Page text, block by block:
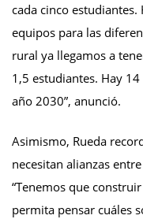
cada cinco
equipos para las
rural ya llegamos a
1,5 estudiantes. Hay
año 2030”, anunció.
Asimismo, Rueda
necesitan alianzas
“Tenemos que
permita pensar cuáles